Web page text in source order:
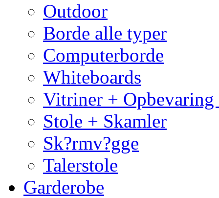
Outdoor
Borde alle typer
Computerborde
Whiteboards
Vitriner +
Stole + Skamler
Sk?rmv?gge
Talerstole
Garderobe